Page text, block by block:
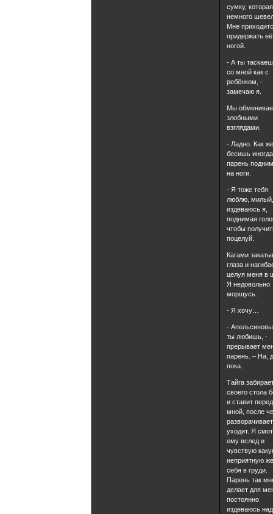
сумку, которая
немного
Мне
придержать её
ногой.
- А ты
со мной как с
ребёнком, -
замечаю я.
Мы
злобными
взглядами.
- Ладно. Как
бесишь
парень
на ноги.
- Я тоже тебя
люблю,
издеваюсь я,
поднимая
чтобы
поцелуй.
Кагами
глаза и
целуя меня в
Я недовольно
морщусь.
- Я хочу…
-
ты любишь, -
прерывает
парень. – На,
пока.
Тайга
своего стола
и ставит
мной, после
уходит. Я
ему вслед и
чувствую
неприятную
себя в груди.
Парень так
делает для
постоянно
издеваюсь